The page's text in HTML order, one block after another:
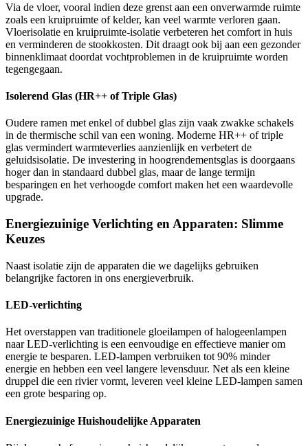
Via de vloer, vooral indien deze grenst aan een onverwarmde ruimte
zoals een kruipruimte of kelder, kan veel warmte verloren gaan.
Vloerisolatie en kruipruimte-isolatie verbeteren het comfort in huis
en verminderen de stookkosten. Dit draagt ook bij aan een gezonder
binnenklimaat doordat vochtproblemen in de kruipruimte worden
tegengegaan.
Isolerend Glas (HR++ of Triple Glas)
Oudere ramen met enkel of dubbel glas zijn vaak zwakke schakels
in de thermische schil van een woning. Moderne HR++ of triple
glas vermindert warmteverlies aanzienlijk en verbetert de
geluidsisolatie. De investering in hoogrendementsglas is doorgaans
hoger dan in standaard dubbel glas, maar de lange termijn
besparingen en het verhoogde comfort maken het een waardevolle
upgrade.
Energiezuinige Verlichting en Apparaten: Slimme
Keuzes
Naast isolatie zijn de apparaten die we dagelijks gebruiken
belangrijke factoren in ons energieverbruik.
LED-verlichting
Het overstappen van traditionele gloeilampen of halogeenlampen
naar LED-verlichting is een eenvoudige en effectieve manier om
energie te besparen. LED-lampen verbruiken tot 90% minder
energie en hebben een veel langere levensduur. Net als een kleine
druppel die een rivier vormt, leveren veel kleine LED-lampen samen
een grote besparing op.
Energiezuinige Huishoudelijke Apparaten